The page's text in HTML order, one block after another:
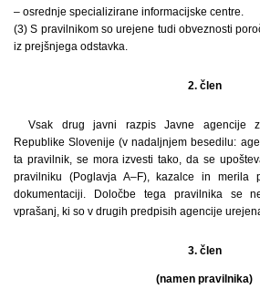
– osrednje specializirane informacijske centre.
(3) S pravilnikom so urejene tudi obveznosti
iz prejšnjega odstavka.
2. člen
Vsak drug javni razpis Javne agencije
Republike Slovenije (v nadaljnjem besedilu:
ta pravilnik, se mora izvesti tako, da se
pravilniku (Poglavja A–F), kazalce in merila
dokumentaciji. Določbe tega pravilnika se
vprašanj, ki so v drugih predpisih agencije
3. člen
(namen pravilnika)